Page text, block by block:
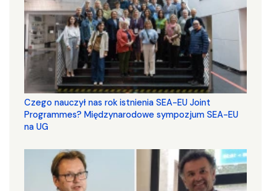
Czego nauczył nas rok istnienia SEA-EU Joint
Programmes? Międzynarodowe sympozjum SEA-EU
na UG